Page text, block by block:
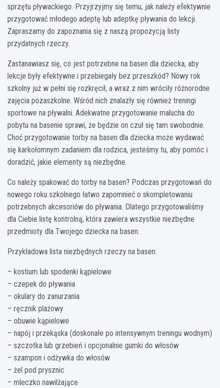
sprzętu pływackiego. Przyjrzyjmy się temu, jak należy efektywnie
przygotować młodego adeptę lub adeptkę pływania do lekcji.
Zapraszamy do zapoznania się z naszą propozycją listy
przydatnych rzeczy.
Zastanawiasz się, co jest potrzebne na basen dla dziecka, aby
lekcje były efektywne i przebiegały bez przeszkód? Nowy rok
szkolny już w pełni się rozkręcił, a wraz z nim wróciły różnorodne
zajęcia pozaszkolne. Wśród nich znalazły się również treningi
sportowe na pływalni. Adekwatne przygotowanie malucha do
pobytu na basenie sprawi, że będzie on czuł się tam swobodnie.
Choć przygotowanie torby na basen dla dziecka może wydawać
się karkołomnym zadaniem dla rodzica, jesteśmy tu, aby pomóc i
doradzić, jakie elementy są niezbędne.
Co należy spakować do torby na basen? Podczas przygotowań do
nowego roku szkolnego łatwo zapomnieć o skompletowaniu
potrzebnych akcesoriów do pływania. Dlatego przygotowaliśmy
dla Ciebie listę kontrolną, która zawiera wszystkie niezbędne
przedmioty dla Twojego dziecka na basen.
Przykładowa lista niezbędnych rzeczy na basen:
– kostium lub spodenki kąpielowe
– czepek do pływania
– okulary do zanurzania
– ręcznik plażowy
– obuwie kąpielowe
– napój i przekąska (doskonałe po intensywnym treningu wodnym)
– szczotka lub grzebień i opcjonalnie gumki do włosów
– szampon i odżywka do włosów
– żel pod prysznic
– mleczko nawilżające